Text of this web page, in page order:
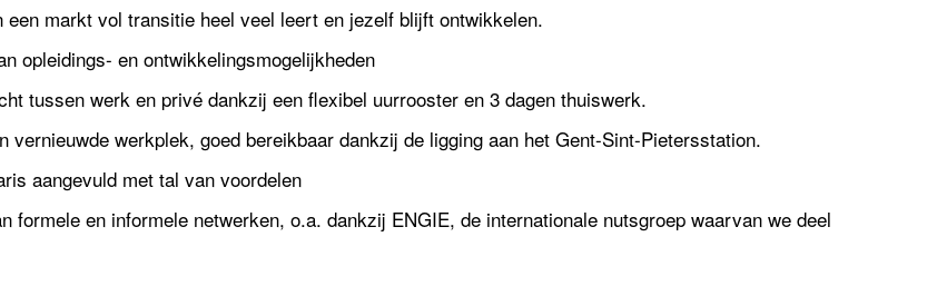
een markt vol transitie heel veel leert en jezelf blijft ontwikkelen.
opleidings- en ontwikkelingsmogelijkheden
tussen werk en privé dankzij een flexibel uurrooster en 3 dagen thuiswerk.
vernieuwde werkplek, goed bereikbaar dankzij de ligging aan het Gent-Sint-Pietersstation.
aangevuld met tal van voordelen
formele en informele netwerken, o.a. dankzij ENGIE, de internationale nutsgroep waarvan we deel